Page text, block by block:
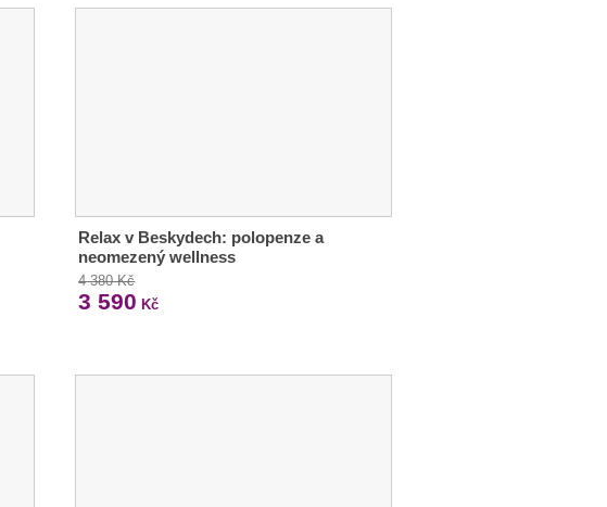
Relax v Beskydech: polopenze a
neomezený wellness
4 380 Kč
3 590 Kč